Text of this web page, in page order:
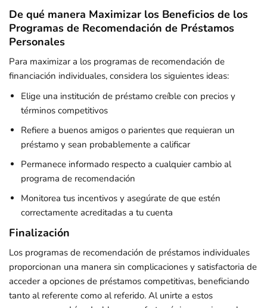
De qué manera Maximizar los Beneficios de los
Programas de Recomendación de Préstamos
Personales
Para maximizar a los programas de recomendación de
financiación individuales, considera los siguientes ideas:
Elige una institución de préstamo creíble con precios y
términos competitivos
Refiere a buenos amigos o parientes que requieran un
préstamo y sean probablemente a calificar
Permanece informado respecto a cualquier cambio al
programa de recomendación
Monitorea tus incentivos y asegúrate de que estén
correctamente acreditadas a tu cuenta
Finalización
Los programas de recomendación de préstamos individuales
proporcionan una manera sin complicaciones y satisfactoria de
acceder a opciones de préstamos competitivas, beneficiando
tanto al referente como al referido. Al unirte a estos